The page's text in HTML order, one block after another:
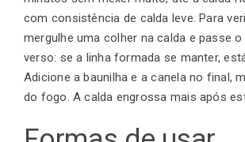
com consistência de calda leve. Para
mergulhe uma colher na calda e passe
verso: se a linha formada se manter,
Adicione a baunilha e a canela no final,
do fogo. A calda engrossa mais após